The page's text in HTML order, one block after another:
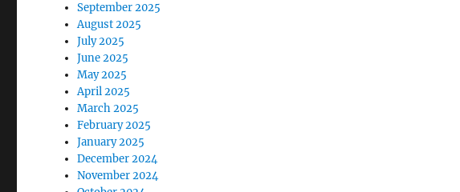
September 2025
August 2025
July 2025
June 2025
May 2025
April 2025
March 2025
February 2025
January 2025
December 2024
November 2024